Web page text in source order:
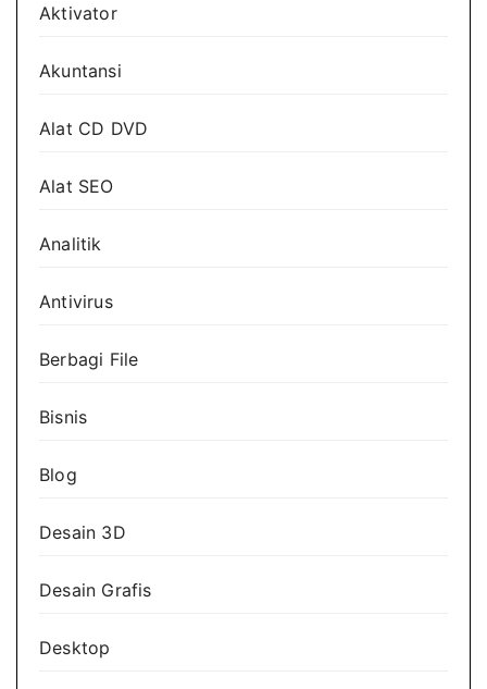
Aktivator
Akuntansi
Alat CD DVD
Alat SEO
Analitik
Antivirus
Berbagi File
Bisnis
Blog
Desain 3D
Desain Grafis
Desktop